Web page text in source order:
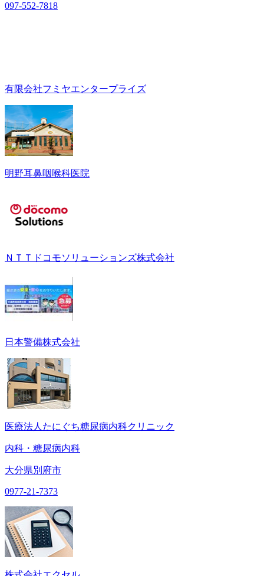
097-552-7818
有限会社フミヤエンタープライズ
明野耳鼻咽喉科医院
ＮＴＴドコモソリューションズ株式会社
日本警備株式会社
医療法人たにぐち糖尿病内科クリニック
内科・糖尿病内科
大分県別府市
0977-21-7373